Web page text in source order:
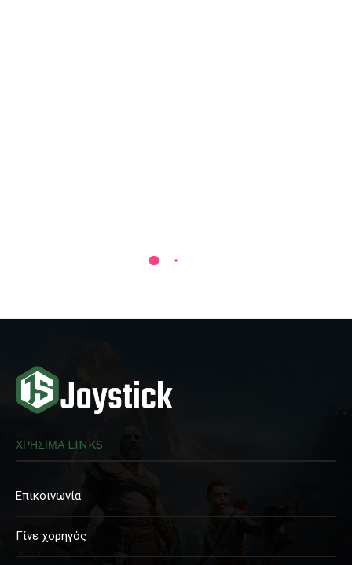
ΧΡΗΣΙΜΑ LINKS
Επικοινωνία
Γίνε χορηγός